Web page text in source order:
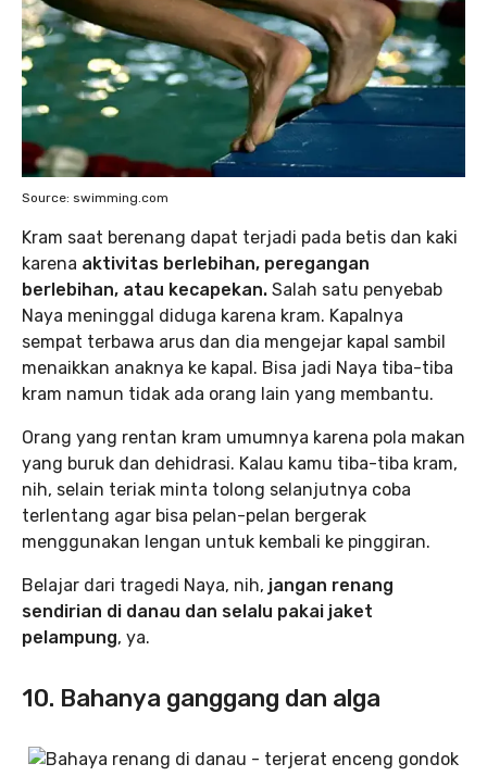
Source: swimming.com
Kram saat berenang dapat terjadi pada betis dan kaki
karena aktivitas berlebihan, peregangan
berlebihan, atau kecapekan. Salah satu penyebab
Naya meninggal diduga karena kram. Kapalnya
sempat terbawa arus dan dia mengejar kapal sambil
menaikkan anaknya ke kapal. Bisa jadi Naya tiba-tiba
kram namun tidak ada orang lain yang membantu.
Orang yang rentan kram umumnya karena pola makan
yang buruk dan dehidrasi. Kalau kamu tiba-tiba kram,
nih, selain teriak minta tolong selanjutnya coba
terlentang agar bisa pelan-pelan bergerak
menggunakan lengan untuk kembali ke pinggiran.
Belajar dari tragedi Naya, nih, jangan renang
sendirian di danau dan selalu pakai jaket
pelampung, ya.
10. Bahanya ganggang dan alga